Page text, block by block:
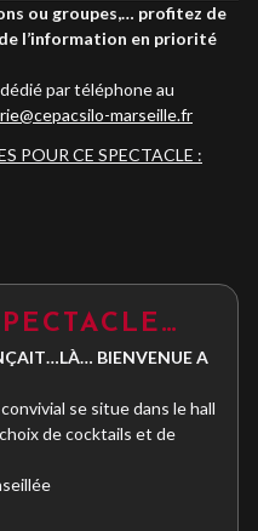
ou groupes,… profitez de
l’information en priorité
par téléphone au
marseille.fr
POUR CE SPECTACLE :
BIENVENUE A
se situe dans le hall
de cocktails et de